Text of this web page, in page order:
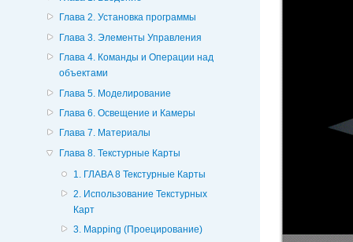
Глава 2. Установка программы
Глава 3. Элементы Управления
Глава 4. Команды и Операции над
объектами
Глава 5. Моделирование
Глава 6. Освещение и Камеры
Глава 7. Материалы
Глава 8. Текстурные Карты
1. ГЛABA 8 Текстурные Карты
2. Использование Текстурных
Карт
3. Mapping (Проецирование)